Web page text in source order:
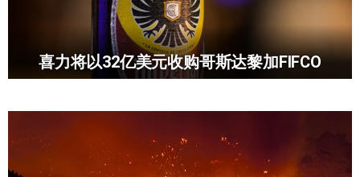
喜力将以32亿美元收购哥斯达黎加FIFCO